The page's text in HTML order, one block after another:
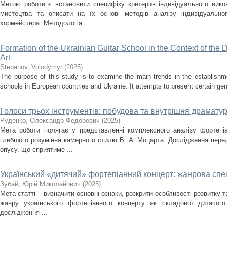
Метою роботи є встановити специфіку критеріїв індивідуального
мистецтва та описати на їх основі методів аналізу
хормейстера. Методологія ...
Formation of the Ukrainian Guitar School in the Context of the
Art
Stepanov, Volodymyr (2025)
The purpose of this study is to examine the main trends in the
schools in European countries and Ukraine. It attempts to present certain
Голоси трьох інструментів: побудова та внутрішня
Руденко, Олександр Федорович (2025)
Мета роботи полягає у представленні комплексного аналізу
глибшого розуміння камерного стилю В. А. Моцарта. Дослідження
опусу, що сприятиме ...
Український «дитячий» фортепіанний концерт: жанрова
Зубай, Юрій Миколайович (2025)
Мета статті – визначити основні ознаки, розкрити особливості
жанру українського фортепіанного концерту як складової
дослідження ...